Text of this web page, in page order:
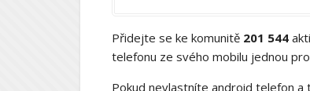
Přidejte se ke komunitě 201 544
telefonu ze svého mobilu jednou
Pokud nevlastníte android telefon